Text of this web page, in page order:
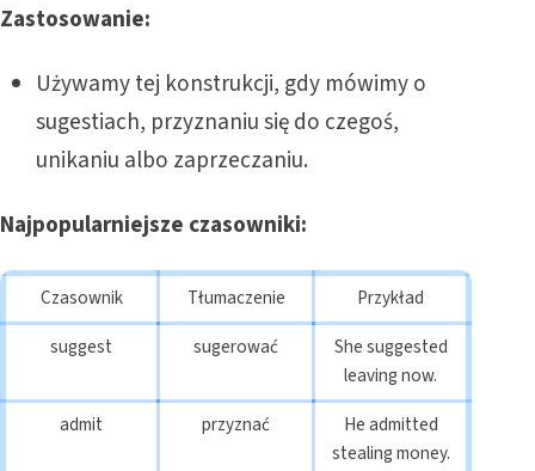
Zastosowanie:
Używamy tej konstrukcji, gdy mówimy o
sugestiach, przyznaniu się do czegoś,
unikaniu albo zaprzeczaniu.
Najpopularniejsze czasowniki:
Czasownik Tłumaczenie
Przykład
suggest
sugerować
She suggested
leaving now.
admit
przyznać
He admitted
stealing money.